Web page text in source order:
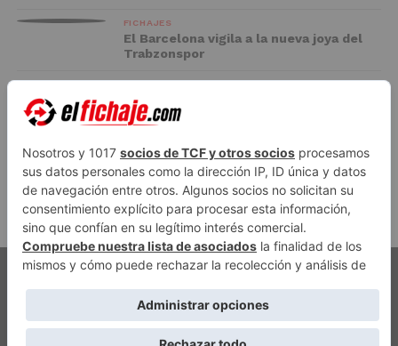
FICHAJES
El Barcelona vigila a la nueva joya del
Trabzonspor
FC BARCELONA
El Racing negocia la cesión de Marc
Casadó en su vuelta a Primera División
ADVERTISEMENT
AVISO LEGAL POLÍTICA DE PRIVACIDAD
CONTACTO
POLÍTICA EDITORIAL
QUIÉNES SOMOS
ACCESO REDACCIÓN